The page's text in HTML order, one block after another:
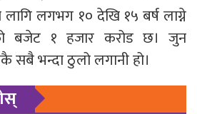
लगभग १० देखि १५ बर्ष लाग्ने
बजेट १ हजार करोड छ। जुन
सबै भन्दा ठुलो लगानी हो।